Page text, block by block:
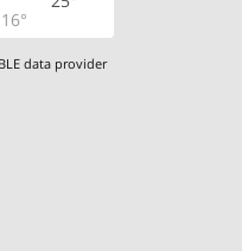
16°
data provider